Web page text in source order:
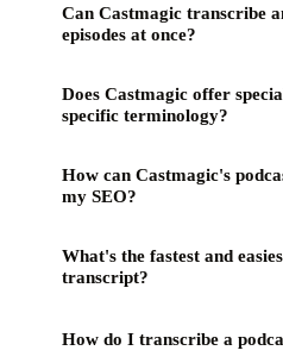
Can Castmagic transcribe
episodes at once?
Does Castmagic offer
specific terminology?
How can Castmagic's
my SEO?
What's the fastest and
transcript?
How do I transcribe a